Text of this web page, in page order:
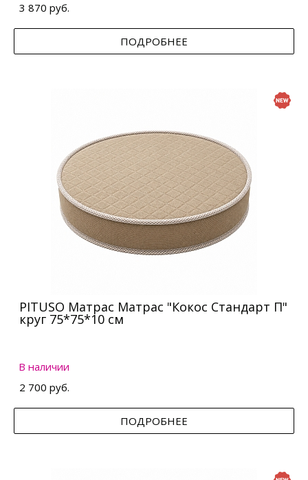
3 870 руб.
ПОДРОБНЕЕ
PITUSO Матрас Матрас "Кокос Стандарт П"
круг 75*75*10 см
В наличии
2 700 руб.
ПОДРОБНЕЕ